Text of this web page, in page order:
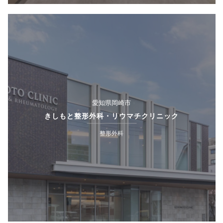
愛知県岡崎市
きしもと整形外科・リウマチクリニック
整形外科